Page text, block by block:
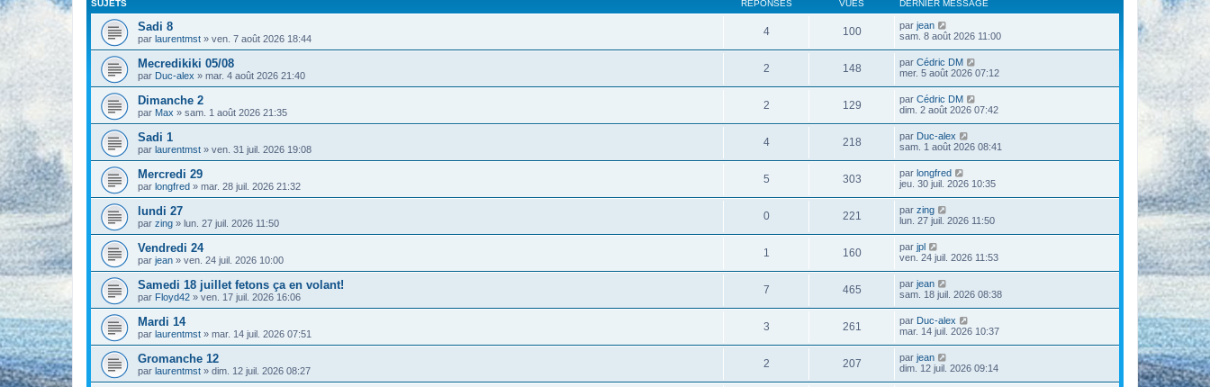
SUJETS RÉPONSES VUES DERNIER MESSAGE
Sadi 8
par laurentmst » ven. 7 août 2026 18:44
4 100 par jean
sam. 8 août 2026 11:00
Mecredikiki 05/08
par Duc-alex » mar. 4 août 2026 21:40
2 148 par Cédric DM
mer. 5 août 2026 07:12
Dimanche 2
par Max » sam. 1 août 2026 21:35
2 129 par Cédric DM
dim. 2 août 2026 07:42
Sadi 1
par laurentmst » ven. 31 juil. 2026 19:08
4 218 par Duc-alex
sam. 1 août 2026 08:41
Mercredi 29
par longfred » mar. 28 juil. 2026 21:32
5 303 par longfred
jeu. 30 juil. 2026 10:35
lundi 27
par zing » lun. 27 juil. 2026 11:50
0 221 par zing
lun. 27 juil. 2026 11:50
Vendredi 24
par jean » ven. 24 juil. 2026 10:00
1 160 par jpl
ven. 24 juil. 2026 11:53
Samedi 18 juillet fetons ça en volant!
par Floyd42 » ven. 17 juil. 2026 16:06
7 465 par jean
sam. 18 juil. 2026 08:38
Mardi 14
par laurentmst » mar. 14 juil. 2026 07:51
3 261 par Duc-alex
mar. 14 juil. 2026 10:37
Gromanche 12
par laurentmst » dim. 12 juil. 2026 08:27
2 207 par jean
dim. 12 juil. 2026 09:14